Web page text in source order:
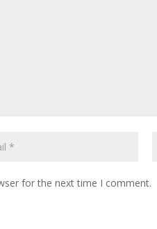
for the next time I comment.